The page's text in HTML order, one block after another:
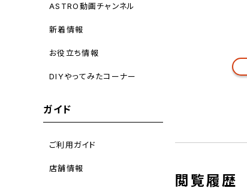
ASTRO動画チャンネル
新着情報
お役立ち情報
DIYやってみたコーナー
ガイド
ご利用ガイド
店舗情報
閲覧履歴